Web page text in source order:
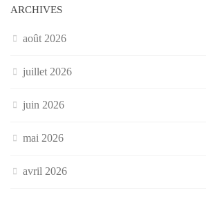
ARCHIVES
août 2026
juillet 2026
juin 2026
mai 2026
avril 2026